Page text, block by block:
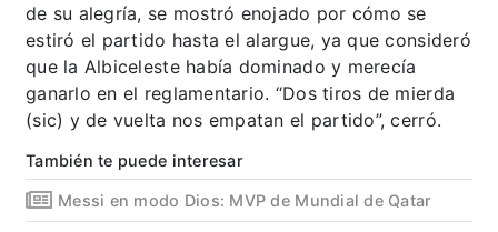
de su alegría, se mostró enojado por cómo se
estiró el partido hasta el alargue, ya que consideró
que la Albiceleste había dominado y merecía
ganarlo en el reglamentario. “Dos tiros de mierda
(sic) y de vuelta nos empatan el partido”, cerró.
También te puede interesar
Messi en modo Dios: MVP de Mundial de Qatar